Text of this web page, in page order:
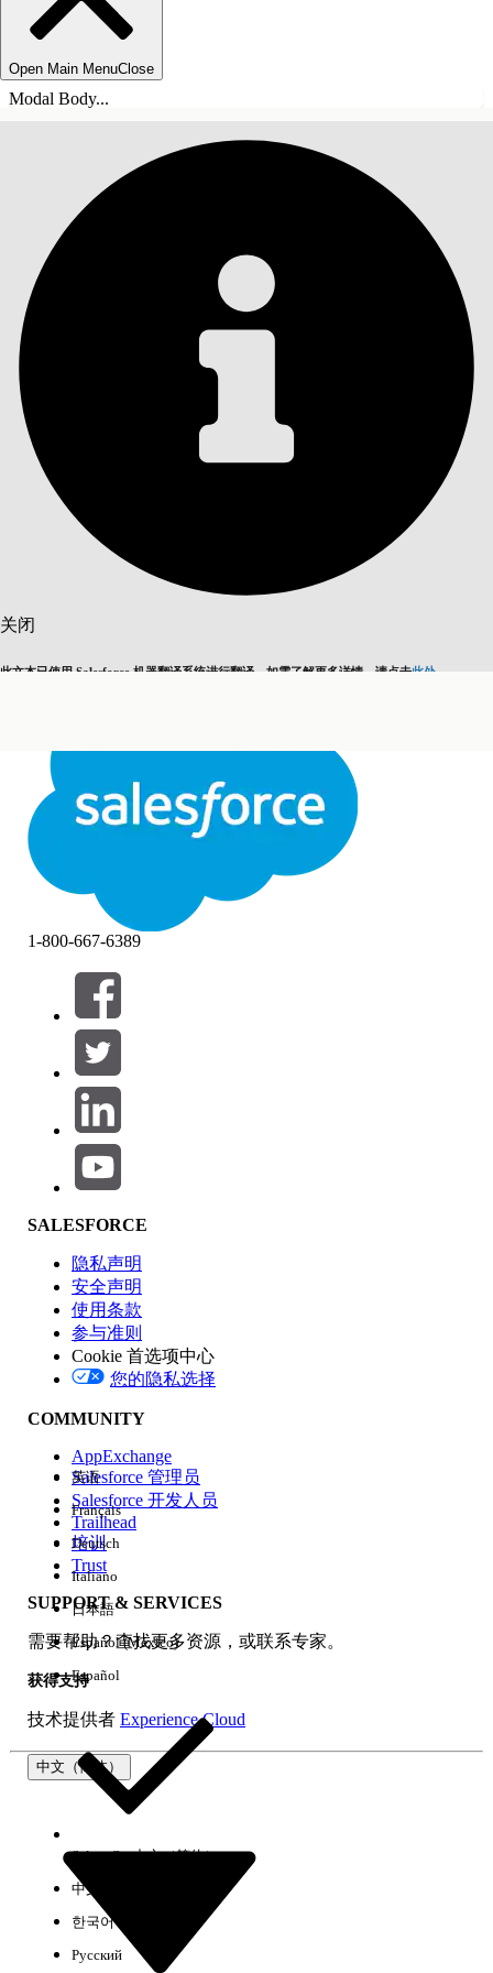
Open Main MenuClose
Modal Body...
关闭
此文本已使用 Salesforce 机器翻译系统进行翻译。如需了解更多详情，请点击此处
关闭关闭
目录
筛选器 (0)
选择筛选器
产品区域
功能影响
版本
体验
1-800-667-6389
SALESFORCE
隐私声明
安全声明
使用条款
参与准则
Cookie 首选项中心
您的隐私选择
COMMUNITY
AppExchange
Salesforce 管理员
Salesforce 开发人员
Trailhead
培训
Trust
SUPPORT & SERVICES
需要帮助？查找更多资源，或联系专家。
获得支持
技术提供者 Experience Cloud
中文（简体）
英语
Français
Deutsch
Italiano
日本語
Español (México)
Español
Select Org中文（简体）
中文（繁体）
한국어
Русский